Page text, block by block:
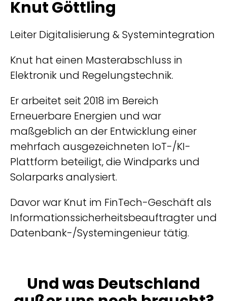
Knut Göttling
Leiter Digitalisierung & Systemintegration
Knut hat einen Masterabschluss in
Elektronik und Regelungstechnik.
Er arbeitet seit 2018 im Bereich
Erneuerbare Energien und war
maßgeblich an der Entwicklung einer
mehrfach ausgezeichneten IoT-/KI-
Plattform beteiligt, die Windparks und
Solarparks analysiert.
Davor war Knut im FinTech-Geschäft als
Informationssicherheitsbeauftragter und
Datenbank-/Systemingenieur tätig.
Und was Deutschland